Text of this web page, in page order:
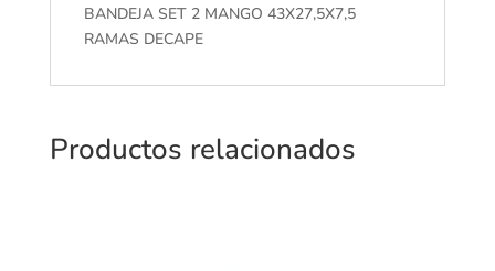
BANDEJA SET 2 MANGO 43X27,5X7,5
RAMAS DECAPE
Productos relacionados